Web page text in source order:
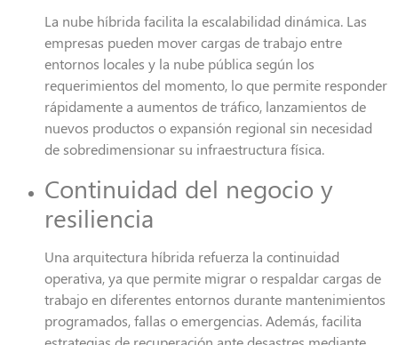
La nube híbrida facilita la escalabilidad dinámica. Las
empresas pueden mover cargas de trabajo entre
entornos locales y la nube pública según los
requerimientos del momento, lo que permite responder
rápidamente a aumentos de tráfico, lanzamientos de
nuevos productos o expansión regional sin necesidad
de sobredimensionar su infraestructura física.
Continuidad del negocio y
resiliencia
Una arquitectura híbrida refuerza la continuidad
operativa, ya que permite migrar o respaldar cargas de
trabajo en diferentes entornos durante mantenimientos
programados, fallas o emergencias. Además, facilita